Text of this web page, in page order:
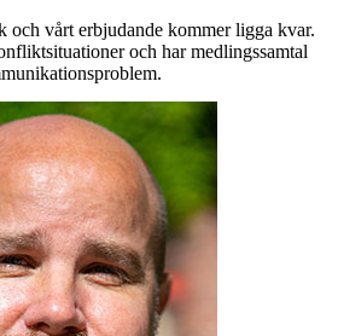
och vårt erbjudande kommer ligga kvar.
och har medlingssamtal